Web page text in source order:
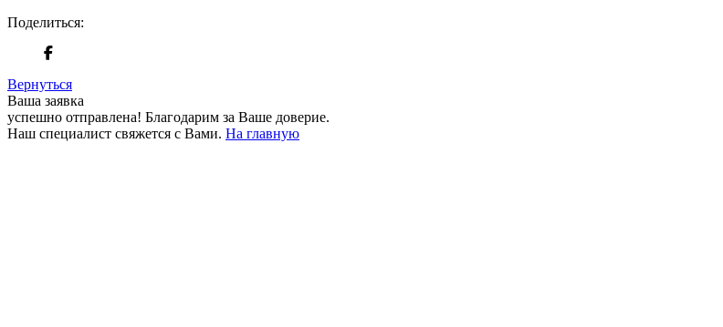
Поделиться:
Вернуться
Ваша заявка
успешно отправлена! Благодарим за Ваше доверие.
Наш специалист свяжется с Вами. На главную